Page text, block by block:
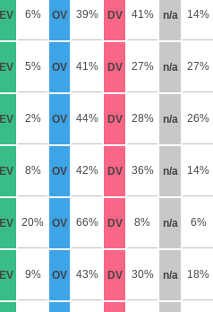
EV 6% OV 39% DV 41% n/a 14%
EV 5% OV 41% DV 27% n/a 27%
EV 2% OV 44% DV 28% n/a 26%
EV 8% OV 42% DV 36% n/a 14%
EV 20% OV 66% DV 8% n/a 6%
EV 9% OV 43% DV 30% n/a 18%